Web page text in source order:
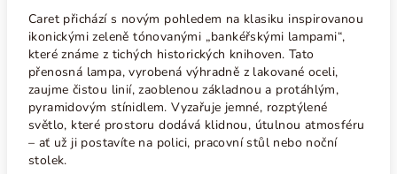
Caret přichází s novým pohledem na klasiku inspirovanou
ikonickými zeleně tónovanými „bankéřskými lampami“,
které známe z tichých historických knihoven. Tato
přenosná lampa, vyrobená výhradně z lakované oceli,
zaujme čistou linií, zaoblenou základnou a protáhlým,
pyramidovým stínidlem. Vyzařuje jemné, rozptýlené
světlo, které prostoru dodává klidnou, útulnou atmosféru
– ať už ji postavíte na polici, pracovní stůl nebo noční
stolek.